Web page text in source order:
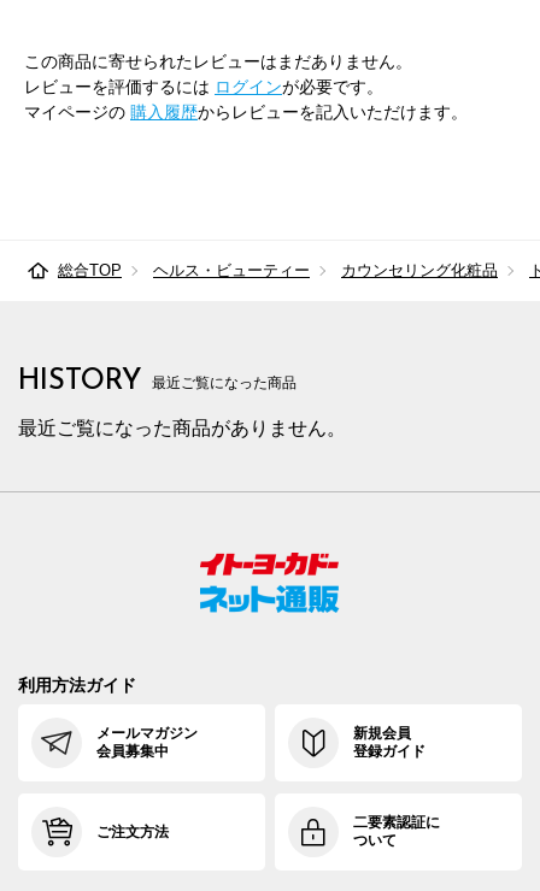
この商品に寄せられたレビューはまだありません。
レビューを評価するには ログインが必要です。
マイページの 購入履歴からレビューを記入いただけます。
総合TOP ヘルス・ビューティー カウンセリング化粧品
HISTORY 最近ご覧になった商品
最近ご覧になった商品がありません。
利用方法ガイド
メールマガジン
会員募集中
新規会員
登録ガイド
ご注文方法
二要素認証に
ついて